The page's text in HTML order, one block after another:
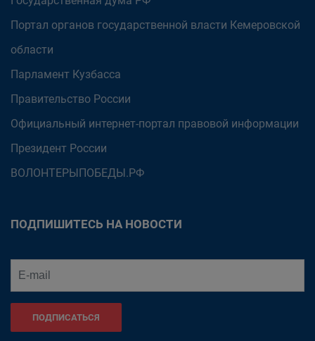
Портал органов государственной власти Кемеровской
области
Парламент Кузбасса
Правительство России
Официальный интернет-портал правовой информации
Президент России
ВОЛОНТЕРЫПОБЕДЫ.РФ
ПОДПИШИТЕСЬ НА НОВОСТИ
ПОДПИСАТЬСЯ